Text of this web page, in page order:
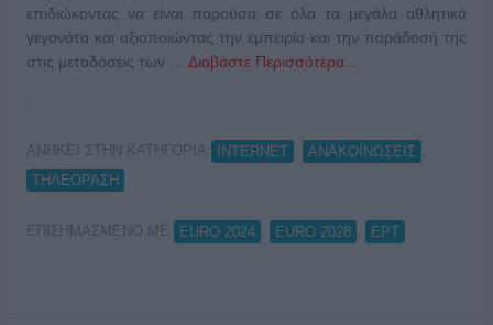
επιδιώκοντας να είναι παρούσα σε όλα τα μεγάλα αθλητικά
γεγονότα και αξιοποιώντας την εμπειρία και την παράδοσή της
στις μεταδόσεις των … Διαβάστε Περισσότερα...
ΑΝΗΚΕΙ ΣΤΗΝ ΚΑΤΗΓΟΡΙΑ: INTERNET ΑΝΑΚΟΙΝΩΣΕΙΣ
ΤΗΛΕΟΡΑΣΗ
ΕΠΙΣΗΜΑΣΜΕΝΟ ΜΕ: EURO 2024 EURO 2028 ΕΡΤ